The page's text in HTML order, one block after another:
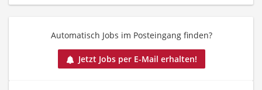
Automatisch Jobs im Posteingang finden?
Jetzt Jobs per E-Mail erhalten!